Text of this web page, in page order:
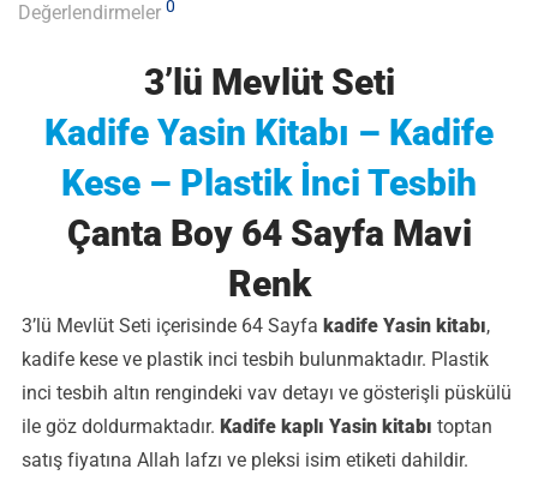
Değerlendirmeler 0
3’lü Mevlüt Seti
Kadife Yasin Kitabı – Kadife
Kese – Plastik İnci Tesbih
Çanta Boy 64 Sayfa Mavi
Renk
3’lü Mevlüt Seti içerisinde 64 Sayfa kadife Yasin kitabı,
kadife kese ve plastik inci tesbih bulunmaktadır. Plastik
inci tesbih altın rengindeki vav detayı ve gösterişli püskülü
ile göz doldurmaktadır. Kadife kaplı Yasin kitabı toptan
satış fiyatına Allah lafzı ve pleksi isim etiketi dahildir.